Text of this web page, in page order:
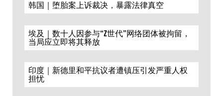
韩国｜堕胎案上诉裁决，暴露法律真空
埃及｜数十人因参与“Z世代”网络团体被拘留，
当局应立即将其释放
印度｜新德里和平抗议者遭镇压引发严重人权
担忧